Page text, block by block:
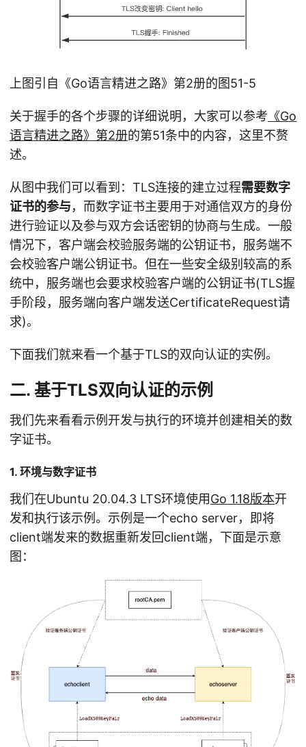
上图引自《Go语言精进之路》第2册的图51-5
关于握手的各个步骤的详细说明，大家可以参考 《Go
语言精进之路》第2册的第51条中的内容，这里不赘
述。
从图中我们可以看到：TLS连接的建立过程需要数字
证书的参与，而数字证书主要用于对通信双方的身份
进行验证以及参与双方会话密钥的协商与生成。一般
情况下，客户端会校验服务端的公钥证书，服务端不
会校验客户端公钥证书。但在一些安全级别较高的系
统中，服务端也会要求校验客户端的公钥证书(TLS握
手阶段，服务端向客户端发送CertificateRequest请
求)。
下面我们就来看一个基于TLS的双向认证的实例。
二. 基于TLS双向认证的示例
我们先来看看示例开发与执行的环境并创建相关的数
字证书。
1. 环境与数字证书
我们在Ubuntu 20.04.3 LTS环境使用Go 1.18版本开
发和执行该示例。示例是一个echo server，即将
client端发来的数据重新发回client端，下面是示意
图：